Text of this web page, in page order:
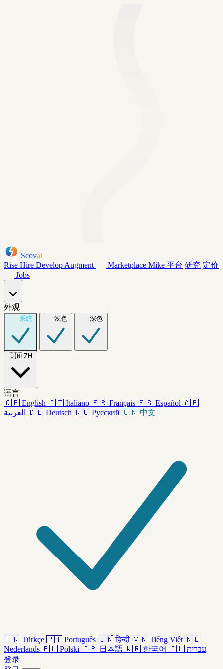
Scovai
Rise Hire Develop Augment Marketplace Mike 平台 研究 定价
Jobs
外观
系统 浅色 深色
🇨🇳 ZH
语言
🇬🇧 English 🇮🇹 Italiano 🇫🇷 Français 🇪🇸 Español 🇦🇪
العربية 🇩🇪 Deutsch 🇷🇺 Русский 🇨🇳 中文
🇹🇷 Türkçe 🇵🇹 Português 🇮🇳 हिन्दी 🇻🇳 Tiếng Việt 🇳🇱
Nederlands 🇵🇱 Polski 🇯🇵 日本語 🇰🇷 한국어 🇮🇱 עברית
登录